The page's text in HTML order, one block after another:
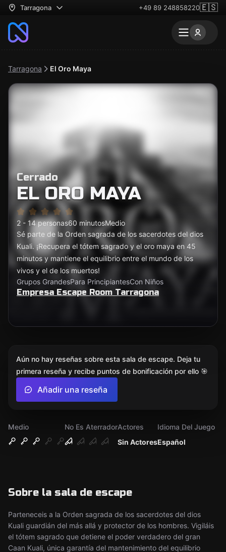
Tarragona +49 89 248858220🇪🇸
Tarragona El Oro Maya
Cerrado
EL ORO MAYA
2 - 14 personas60 minutosMedio
Sé parte de la Orden sagrada de los sacerdotes del dios
Kuali. ¡Recupera el tótem sagrado y el oro maya en 45
minutos y mantiene el equilibrio entre el mundo de los
vivos y el de los muertos!
Grupos GrandesPara PrincipiantesCon Niños
Empresa Escape Room Tarragona
Medio
No Es Aterrador
Sin Actores
Actores
Español
Idioma Del Juego
Sobre la sala de escape
Parteneceis a la Orden sagrada de los sacerdotes del dios
Kuali guardián del más allá y protector de los hombres. Vigiláis
el tótem sagrado que detiene el poder verdadero del gran
Caan Kuali, única garantía del mantenimiento del equilibrio
Aún no hay reseñas sobre esta sala de escape. Deja tu
primera reseña y recibe puntos de bonificación por ello 🎯
Añadir una reseña